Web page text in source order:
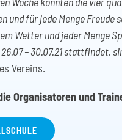
und für jede Menge Freude
Wetter und jeder Menge
– 30.07.21 stattfindet,
Vereins.
Organisatoren und